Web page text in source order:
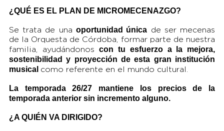
¿QUÉ ES EL PLAN DE MICROMECENAZGO?
Se trata de una oportunidad única de ser mecenas
de la Orquesta de Córdoba, formar parte de nuestra
familia, ayudándonoscon tu esfuerzo a la mejora,
sostenibilidad y proyección de esta gran institución
musical como referente en el mundo cultural.
La temporada 26/27 mantiene los precios de la
temporada anterior sin incremento alguno.
¿A QUIÉN VA DIRIGIDO?